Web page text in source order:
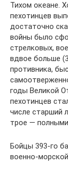
Тихом океане.
пехотинцев
достаточно
войны было
стрелковых,
вдвое больше
противника,
годы Великой
пехотинцев
числе старший
трое —
Бойцы 393-го
военно-